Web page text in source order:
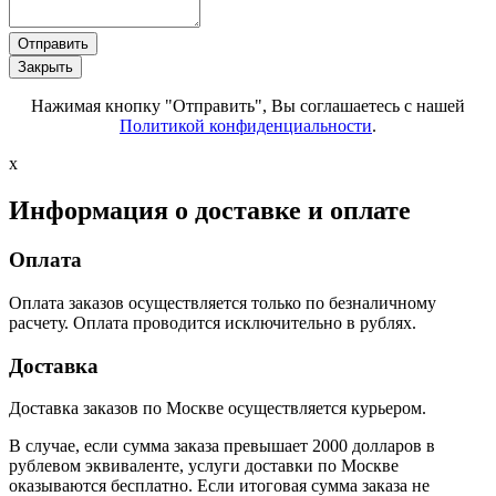
Отправить
Закрыть
Нажимая кнопку "Отправить", Вы соглашаетесь с нашей
Политикой конфиденциальности.
x
Информация о доставке и оплате
Оплата
Оплата заказов осуществляется только по безналичному
расчету. Оплата проводится исключительно в рублях.
Доставка
Доставка заказов по Москве осуществляется курьером.
В случае, если сумма заказа превышает 2000 долларов в
рублевом эквиваленте, услуги доставки по Москве
оказываются бесплатно. Если итоговая сумма заказа не